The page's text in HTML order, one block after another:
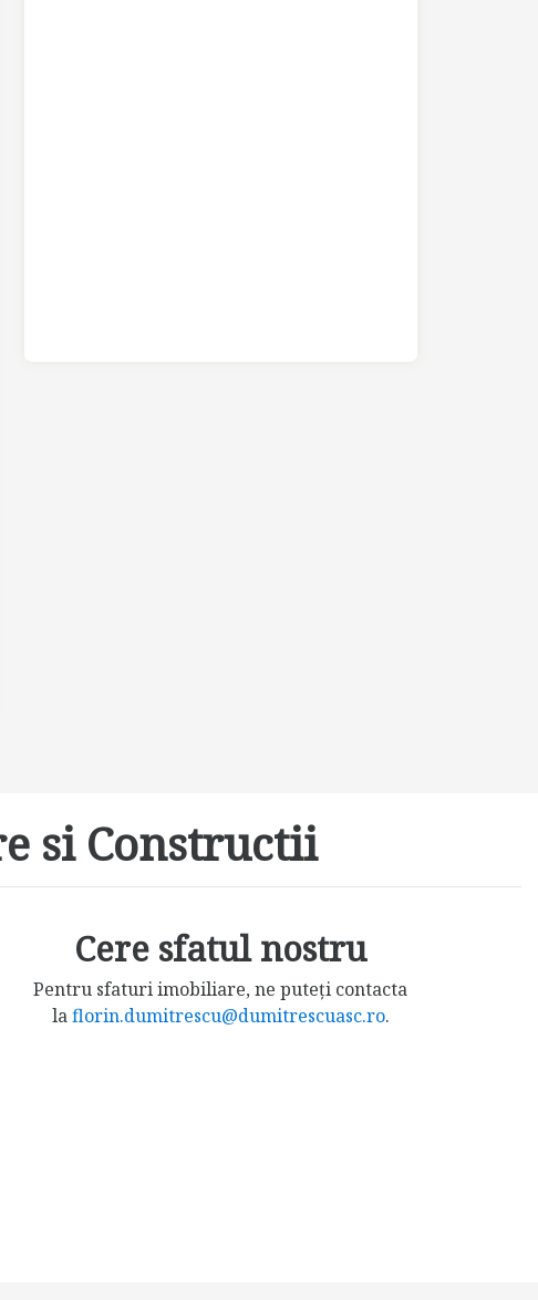
si Constructii
Cere sfatul nostru
Pentru sfaturi imobiliare, ne puteți contacta
laflorin.dumitrescu@dumitrescuasc.ro.